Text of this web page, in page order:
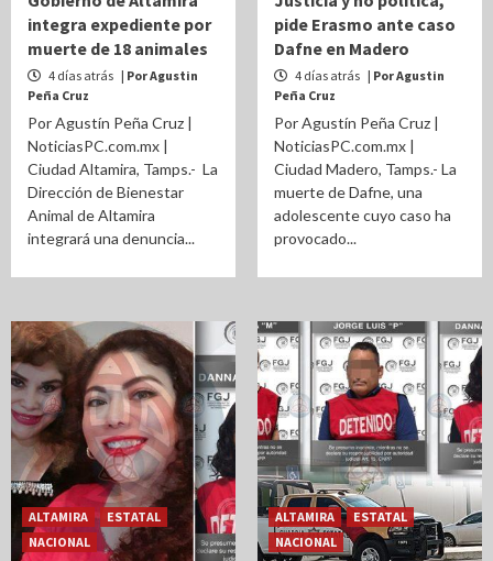
integra expediente por
muerte de 18 animales
4 días atrás | Por Agustin
Peña Cruz
Por Agustín Peña Cruz |
NoticiasPC.com.mx |
Ciudad Altamira, Tamps.- La
Dirección de Bienestar
Animal de Altamira
integrará una denuncia...
pide Erasmo ante caso
Dafne en Madero
4 días atrás | Por Agustin
Peña Cruz
Por Agustín Peña Cruz |
NoticiasPC.com.mx |
Ciudad Madero, Tamps.- La
muerte de Dafne, una
adolescente cuyo caso ha
provocado...
ALTAMIRA
ESTATAL
NACIONAL
ALTAMIRA
ESTATAL
NACIONAL